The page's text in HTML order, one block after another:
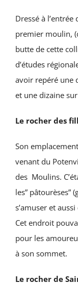
Dressé à
premier moulin,
butte de cette
d’études
avoir repéré une
et une dizaine
Le rocher des
Son
venant du
des Moulins.
les” pâtourèses”
s’amuser et
Cet endroit
pour les
à son sommet.
Le rocher de